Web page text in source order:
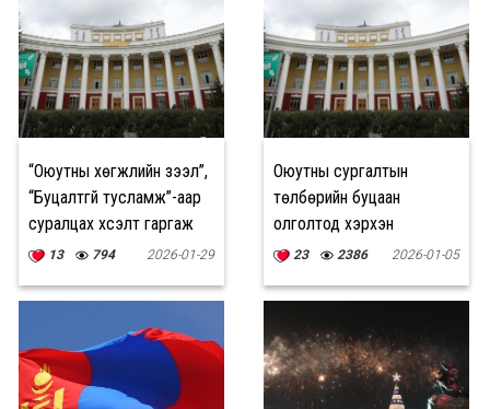
“Оюутны хөгжлийн зээл”,
“Буцалтгүй тусламж”-аар
суралцах хүсэлт гаргаж
буй оюутнуудын
13 794 2026-01-29
Оюутны сургалтын
төлбөрийн буцаан
олголтод хэрхэн
хамрагдах вэ?
23 2386 2026-01-05